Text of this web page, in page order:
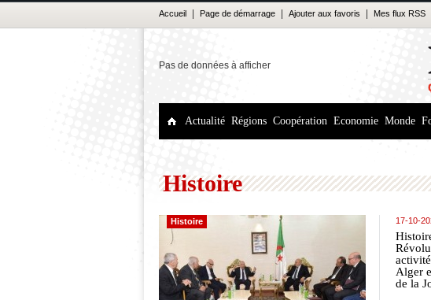
Accueil Page de démarrage Ajouter aux favoris Mes flux RSS
Pas de données à afficher
Actualité Régions Coopération Economie Monde
Histoire
Histoire 17-10-
Alger
de la